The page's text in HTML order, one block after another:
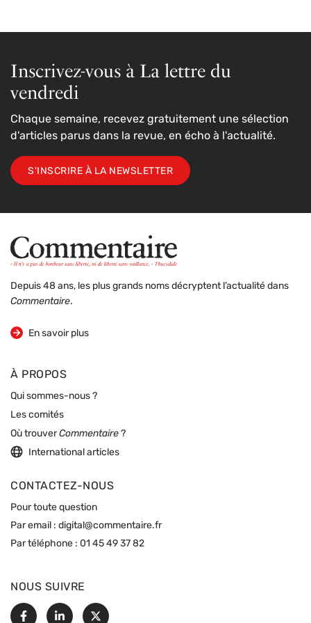
Inscrivez-vous à La lettre du
vendredi
Chaque semaine, recevez gratuitement une sélection
d'articles parus dans la revue, en écho à l'actualité.
S'INSCRIRE À LA NEWSLETTER
Depuis 48 ans, les plus grands noms décryptent l’actualité dans
Commentaire.
En savoir plus
sur la revue
À PROPOS
Qui sommes-nous ?
Les comités
Où trouverCommentaire ?
International articles
CONTACTEZ-NOUS
Pour toute question
Par email : digital@commentaire.fr
Par téléphone : 01 45 49 37 82
NOUS SUIVRE